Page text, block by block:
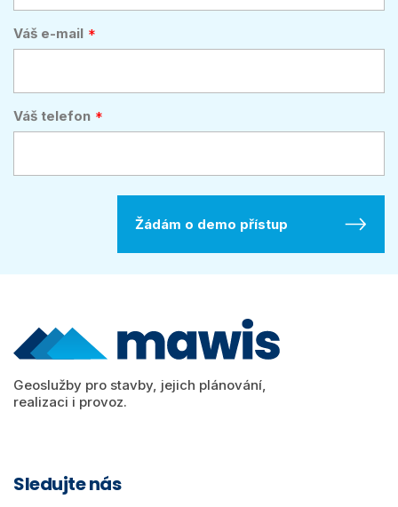
Váš e-mail
Váš telefon
Geoslužby pro stavby, jejich plánování,
realizaci i provoz.
Sledujte nás